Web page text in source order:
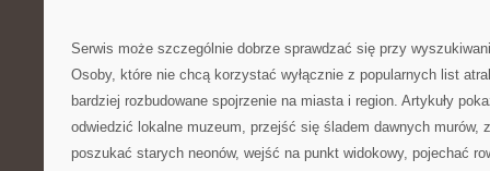
Serwis może szczególnie dobrze sprawdzać się przy
Osoby, które nie chcą korzystać wyłącznie z popularnych list
bardziej rozbudowane spojrzenie na miasta i region. Artykuły
odwiedzić lokalne muzeum, przejść się śladem dawnych murów,
poszukać starych neonów, wejść na punkt widokowy, pojechać